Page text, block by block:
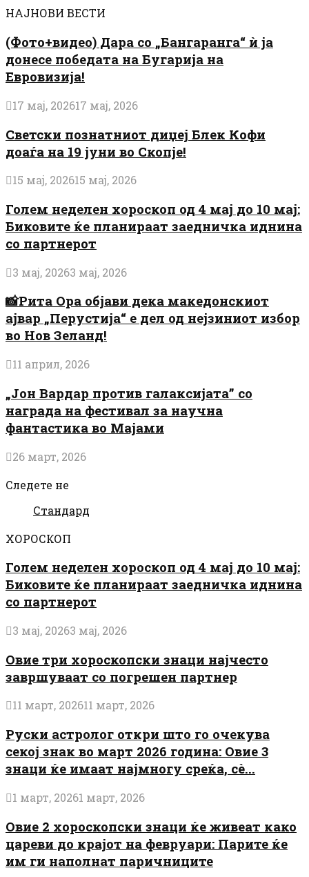
НАЈНОВИ ВЕСТИ
(Фото+видео) Дара со „Бангаранга“ ѝ ја
донесе победата на Бугарија на
Евровизија!
17 мај, 202617 мај, 2026
Светски познатниот диџеј Блек Кофи
доаѓа на 19 јуни во Скопје!
15 мај, 202615 мај, 2026
Голем неделен хороскоп од 4 мај до 10 мај:
Биковите ќе планираат заедничка иднина
со партнерот
3 мај, 20263 мај, 2026
📸Рита Ора објави дека македонскиот
ајвар „Перустија“ е дел од нејзиниот избор
во Нов Зеланд!
11 април, 2026
„Јон Вардар против галаксијата” со
награда на фестивал за научна
фантастика во Мајами
26 март, 2026
Следете не
Стандард
ХОРОСКОП
Голем неделен хороскоп од 4 мај до 10 мај:
Биковите ќе планираат заедничка иднина
со партнерот
3 мај, 20263 мај, 2026
Овие три хороскопски знаци најчесто
завршуваат со погрешен партнер
11 март, 202611 март, 2026
Руски астролог откри што го очекува
секој знак во март 2026 година: Овие 3
знаци ќе имаат најмногу среќа, сè...
1 март, 20261 март, 2026
Овие 2 хороскопски знаци ќе живеат како
цареви до крајот на февруари: Парите ќе
им ги наполнат паричниците